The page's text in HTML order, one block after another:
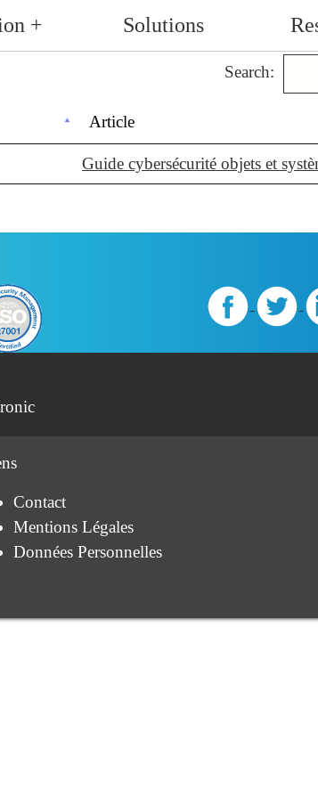
+ Solutions
Search:
Article
Guide cybersécurité objets et
Contact
Mentions Légales
Données Personnelles